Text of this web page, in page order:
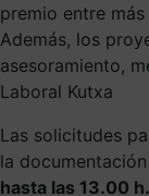
premio entre
Además, los
asesoramiento,
Laboral Kutxa
Las solicitudes
la
hasta las 13.00